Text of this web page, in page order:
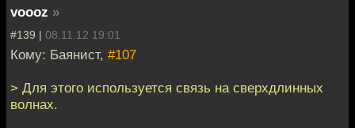
voooz »
#139 | 08.11.12 19:01
Кому: Баянист, #107
> Для этого используется связь на сверхдлинных
волнах.